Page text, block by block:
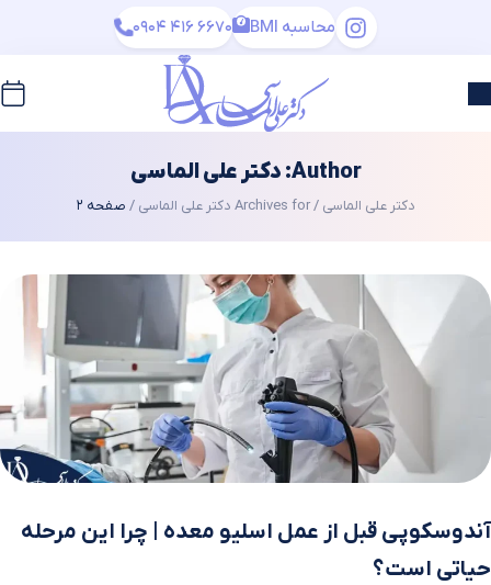
محاسبه BMI 0904 416 6670
Author: دکتر علی الماسی
دکتر علی الماسی / Archives for دکتر علی الماسی / صفحه 2
آندوسکوپی قبل از عمل اسلیو معده | چرا این مرحله
حیاتی است؟